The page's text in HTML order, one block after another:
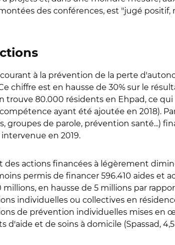
des conférences, est "jugé
à la prévention de la perte
chiffre est en hausse de 30% sur le
trouve 80.000 résidents en Ehpad, ce
ayant été ajoutée en 2018).
de parole, prévention santé...)
en 2019.
actions financées à légèrement
permis de financer 596.410 aides et
en hausse de 5 millions par
individuelles ou collectives en
de prévention individuelles mises en
et de soins à domicile (Spassad,